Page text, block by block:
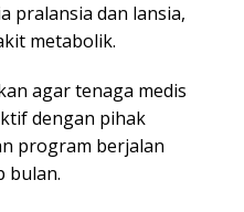
pralansia dan lansia,
metabolik.
agar tenaga medis
dengan pihak
program berjalan
bulan.